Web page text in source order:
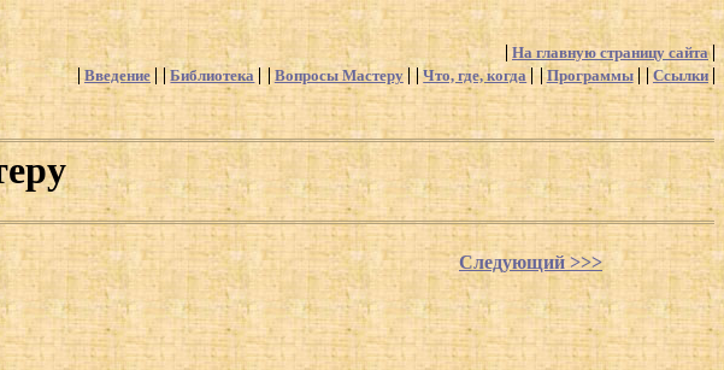
На главную страницу сайта
Введение
Библиотека Вопросы Мастеру Что, где, когда Программы Ссылки
Следующий >>>